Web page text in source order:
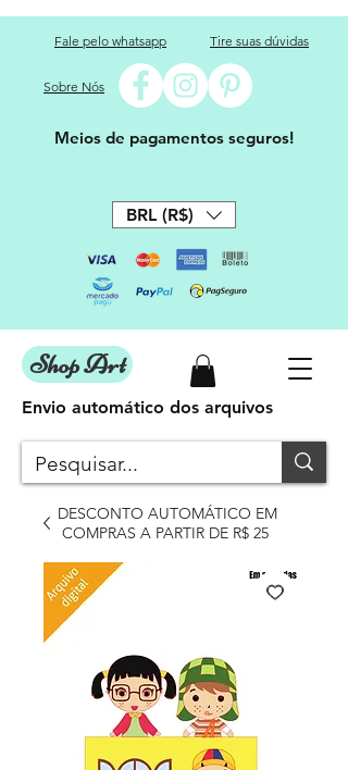
Fale pelo whatsapp Tire suas dúvidas
Sobre Nós
Meios de pagamentos seguros!
BRL (R$)
Shop Art
DESCONTO AUTOMÁTICO EM
COMPRAS A PARTIR DE R$ 25
Envio automático dos arquivos